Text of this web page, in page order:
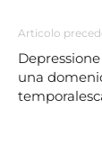
Articolo
una